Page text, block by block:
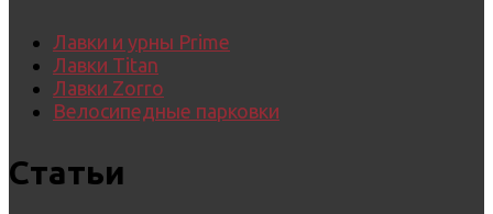
Лавки и урны Prime
Лавки Titan
Лавки Zorro
Велосипедные парковки
Статьи